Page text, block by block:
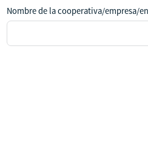
Nombre de la cooperativa/empresa/